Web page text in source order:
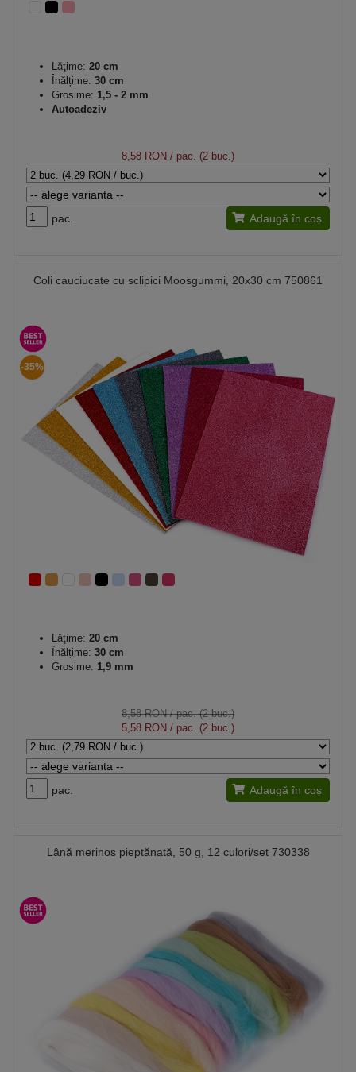
Lăţime: 20 cm
Înălțime: 30 cm
Grosime: 1,5 - 2 mm
Autoadeziv
8,58 RON / pac. (2 buc.)
pac. Adaugă în coș
Coli cauciucate cu sclipici Moosgummi, 20x30 cm 750861
-35%
Lăţime: 20 cm
Înălțime: 30 cm
Grosime: 1,9 mm
8,58 RON/ pac. (2 buc.)
5,58 RON / pac. (2 buc.)
pac. Adaugă în coș
Lână merinos pieptănată, 50 g, 12 culori/set 730338